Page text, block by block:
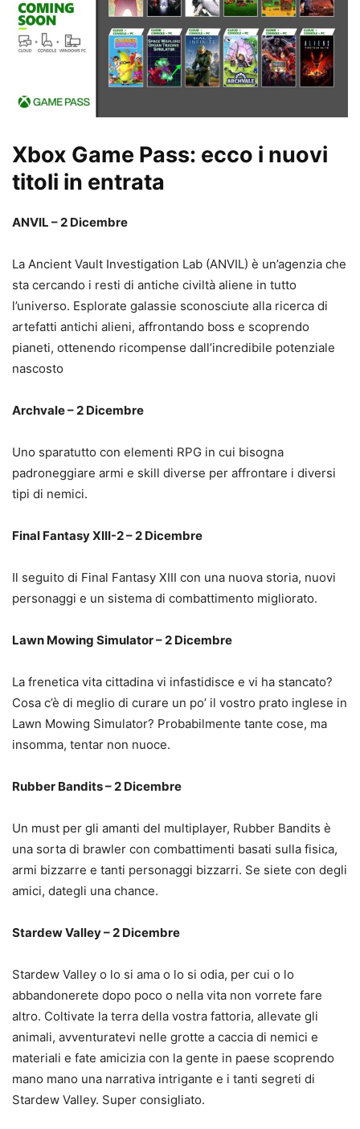
Xbox Game Pass: ecco i nuovi
titoli in entrata
ANVIL – 2 Dicembre
La Ancient Vault Investigation Lab (ANVIL) è un’agenzia che
sta cercando i resti di antiche civiltà aliene in tutto
l’universo. Esplorate galassie sconosciute alla ricerca di
artefatti antichi alieni, affrontando boss e scoprendo
pianeti, ottenendo ricompense dall’incredibile potenziale
nascosto
Archvale – 2 Dicembre
Uno sparatutto con elementi RPG in cui bisogna
padroneggiare armi e skill diverse per affrontare i diversi
tipi di nemici.
Final Fantasy XIII-2 – 2 Dicembre
Il seguito di Final Fantasy XIII con una nuova storia, nuovi
personaggi e un sistema di combattimento migliorato.
Lawn Mowing Simulator – 2 Dicembre
La frenetica vita cittadina vi infastidisce e vi ha stancato?
Cosa c’è di meglio di curare un po’ il vostro prato inglese in
Lawn Mowing Simulator? Probabilmente tante cose, ma
insomma, tentar non nuoce.
Rubber Bandits – 2 Dicembre
Un must per gli amanti del multiplayer, Rubber Bandits è
una sorta di brawler con combattimenti basati sulla fisica,
armi bizzarre e tanti personaggi bizzarri. Se siete con degli
amici, dategli una chance.
Stardew Valley – 2 Dicembre
Stardew Valley o lo si ama o lo si odia, per cui o lo
abbandonerete dopo poco o nella vita non vorrete fare
altro. Coltivate la terra della vostra fattoria, allevate gli
animali, avventuratevi nelle grotte a caccia di nemici e
materiali e fate amicizia con la gente in paese scoprendo
mano mano una narrativa intrigante e i tanti segreti di
Stardew Valley. Super consigliato.